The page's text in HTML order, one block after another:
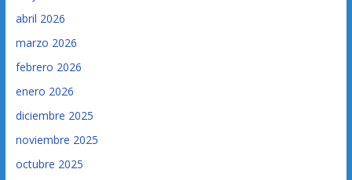
abril 2026
marzo 2026
febrero 2026
enero 2026
diciembre 2025
noviembre 2025
octubre 2025